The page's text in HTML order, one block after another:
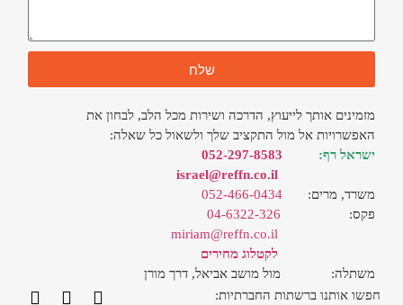
שלח
מזמינים אותך לייעוץ, הדרכה ושירות מכל הלב, לבחון את
האפשרויות אל מול התקציב שלך ולשאול כל שאלה:
ישראל רף:
052-297-8583
israel@reffn.co.il
משרד, מרים:052-466-0434
פקס: 04-6322-326
miriam@reffn.co.il
לקטלוג מחירים
משתלה: מול מושב אביאל, דרך מורן
חפשו אותנו ברשתות החברתיות: